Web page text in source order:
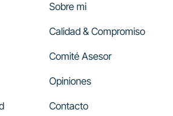
Sobre mi
Calidad & Compromiso
Comité Asesor
Opiniones
Contacto